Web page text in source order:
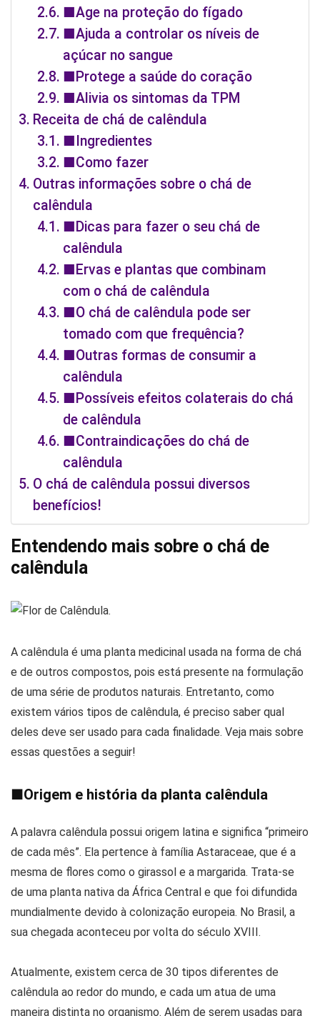
■Age na proteção do fígado
■Ajuda a controlar os níveis de
açúcar no sangue
■Protege a saúde do coração
■Alivia os sintomas da TPM
Receita de chá de calêndula
■Ingredientes
■Como fazer
Outras informações sobre o chá de
calêndula
■Dicas para fazer o seu chá de
calêndula
■Ervas e plantas que combinam
com o chá de calêndula
■O chá de calêndula pode ser
tomado com que frequência?
■Outras formas de consumir a
calêndula
■Possíveis efeitos colaterais do chá
de calêndula
■Contraindicações do chá de
calêndula
O chá de calêndula possui diversos
benefícios!
Entendendo mais sobre o chá de
calêndula
A calêndula é uma planta medicinal usada na forma de chá
e de outros compostos, pois está presente na formulação
de uma série de produtos naturais. Entretanto, como
existem vários tipos de calêndula, é preciso saber qual
deles deve ser usado para cada finalidade. Veja mais sobre
essas questões a seguir!
■Origem e história da planta calêndula
A palavra calêndula possui origem latina e significa “primeiro
de cada mês”. Ela pertence à família Astaraceae, que é a
mesma de flores como o girassol e a margarida. Trata-se
de uma planta nativa da África Central e que foi difundida
mundialmente devido à colonização europeia. No Brasil, a
sua chegada aconteceu por volta do século XVIII.
Atualmente, existem cerca de 30 tipos diferentes de
calêndula ao redor do mundo, e cada um atua de uma
maneira distinta no organismo. Além de serem usadas para